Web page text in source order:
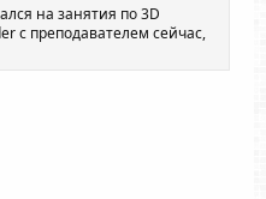
на занятия по 3D
с преподавателем сейчас,